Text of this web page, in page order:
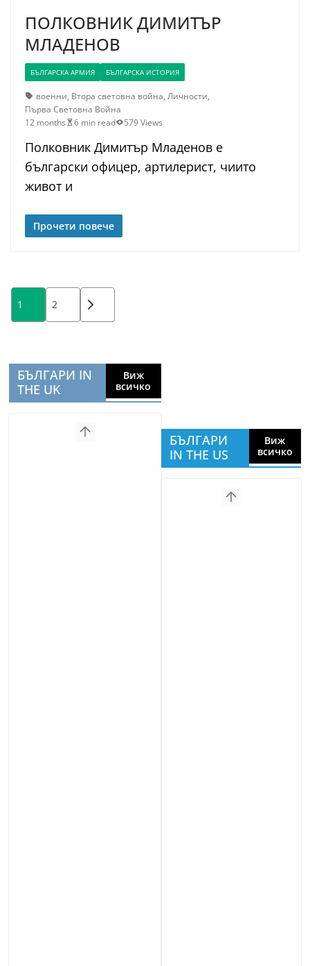
ПОЛКОВНИК ДИМИТЪР
МЛАДЕНОВ
БЪЛГАРСКА АРМИЯ БЪЛГАРСКА ИСТОРИЯ
военни, Втора световна война, Личности,
Първа Световна Война
12 months
6 min read 579 Views
Полковник Димитър Младенов е
български офицер, артилерист, чиито
живот и
Прочети повече
Posts
pagination
1 2
БЪЛГАРИ IN
THE UK
Виж
всичко
БЪЛГАРИ
IN THE US
Виж
всичко